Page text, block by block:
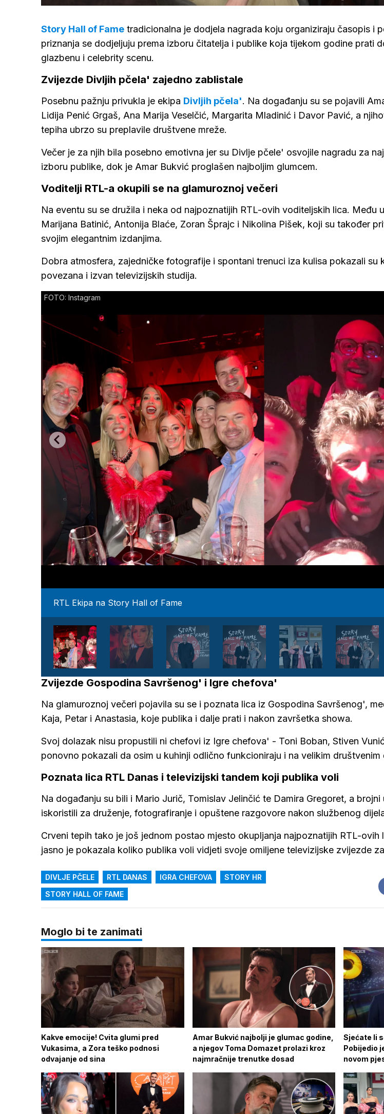
zvuk
Story Hall of Fame tradicionalna je dodjela nagrada koju organiziraju časopis i
priznanja se dodjeljuju prema izboru čitatelja i publike koja tijekom godine prati
glazbenu i celebrity scenu.
Zvijezde Divljih pčela' zajedno zablistale
Posebnu pažnju privukla je ekipa Divljih pčela'. Na događanju su se pojavili
Lidija Penić Grgaš, Ana Marija Veselčić, Margarita Mladinić i Davor Pavić, a
tepiha ubrzo su preplavile društvene mreže.
Večer je za njih bila posebno emotivna jer su Divlje pčele' osvojile nagradu za
izboru publike, dok je Amar Bukvić proglašen najboljim glumcem.
Voditelji RTL-a okupili se na glamuroznoj večeri
Na eventu su se družila i neka od najpoznatijih RTL-ovih voditeljskih lica. Među
Marijana Batinić, Antonija Blaće, Zoran Šprajc i Nikolina Pišek, koji su također
svojim elegantnim izdanjima.
Dobra atmosfera, zajedničke fotografije i spontani trenuci iza kulisa pokazali su
povezana i izvan televizijskih studija.
FOTO: Instagram
RTL Ekipa na Story Hall of Fame
Zvijezde Gospodina Savršenog' i Igre chefova'
Na glamuroznoj večeri pojavila su se i poznata lica iz Gospodina Savršenog',
Kaja, Petar i Anastasia, koje publika i dalje prati i nakon završetka showa.
Svoj dolazak nisu propustili ni chefovi iz Igre chefova' - Toni Boban, Stiven
ponovno pokazali da osim u kuhinji odlično funkcioniraju i na velikim društvenim
Poznata lica RTL Danas i televizijski tandem koji publika voli
Na događanju su bili i Mario Jurič, Tomislav Jelinčić te Damira Gregoret, a brojni
iskoristili za druženje, fotografiranje i opuštene razgovore nakon službenog
Crveni tepih tako je još jednom postao mjesto okupljanja najpoznatijih RTL-ovih
jasno je pokazala koliko publika voli vidjeti svoje omiljene televizijske zvijezde
DIVLJE PČELE RTL DANAS IGRA CHEFOVA
STORY HR
STORY HALL OF FAME
Moglo bi te zanimati
Kakve emocije! Cvita glumi pred
Vukasima, a Zora teško podnosi
odvajanje od sina
Amar Bukvić najbolji je glumac godine,
a njegov Toma Domazet prolazi kroz
najmračnije trenutke dosad
Sjećate li
Pobijedio
novom